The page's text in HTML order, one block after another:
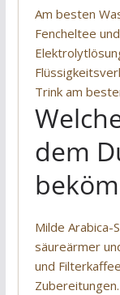
Am besten
Fencheltee
Trink am
dem
Milde Arabica-
säureärmer
und